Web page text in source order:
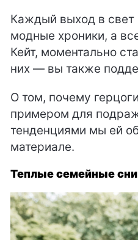
Каждый выход в свет
модные хроники, а
Кейт, моментально
них — вы также
О том, почему
примером для
тенденциями мы ей
материале.
Теплые семейные